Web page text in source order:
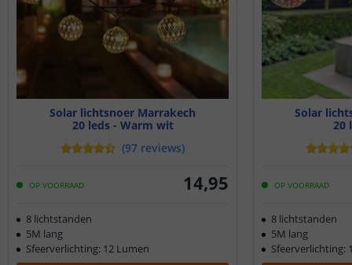
Solar lichtsnoer Marrakech
20 leds - Warm wit
(97 reviews)
OP VOORRAAD 14,95
8 lichtstanden
5M lang
Sfeerverlichting: 12 Lumen
Solar
20
OP VOORRAAD
8 lichtstanden
5M lang
Sfeerverlichting: